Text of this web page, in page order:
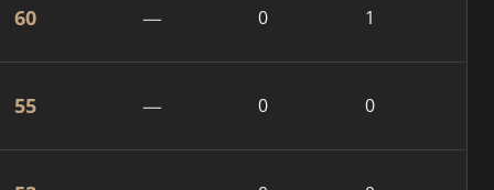
60 — 0 1
55 — 0 0